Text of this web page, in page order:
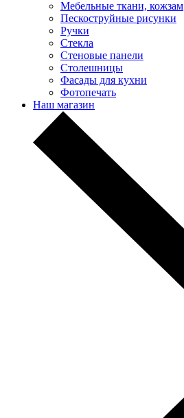
Мебельные ткани, кожзам
Пескоструйные рисунки
Ручки
Стекла
Стеновые панели
Столешницы
Фасады для кухни
Фотопечать
Наш магазин